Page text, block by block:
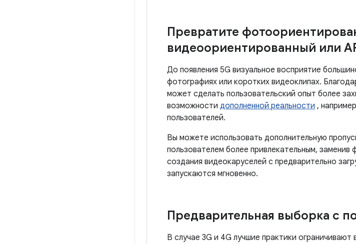
Превратите
видеоориентированный или
До появления 5G визуальное восприятие
фотографиях или коротких видеоклипах.
может сделать пользовательский опыт более
возможности дополненной реальности ,
пользователей.
Вы можете использовать дополнительную
пользователем более привлекательным,
создания видеокаруселей с предварительно
запускаются мгновенно.
Предварительная выборка с
В случае 3G и 4G лучшие практики